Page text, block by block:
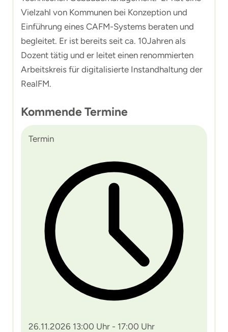
Vielzahl von Kommunen bei Konzeption und
Einführung eines CAFM-Systems beraten und
begleitet. Er ist bereits seit ca. 10Jahren als
Dozent tätig und er leitet einen renommierten
Arbeitskreis für digitalisierte Instandhaltung der
RealFM.
Kommende Termine
Termin
26.11.2026 13:00 Uhr - 17:00 Uhr